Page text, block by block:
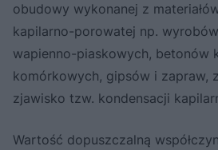
obudowy wykonanej z
kapilarno-porowatej np.
wapienno-piaskowych, betonów
komórkowych, gipsów i zapraw,
zjawisko tzw. kondensacji
Wartość dopuszczalną